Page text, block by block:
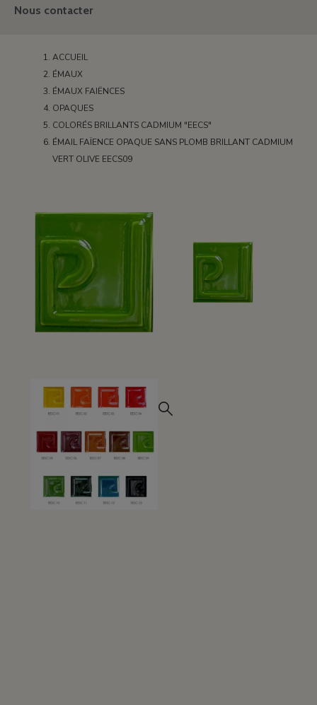
Nous contacter
ACCUEIL
ÉMAUX
ÉMAUX FAIËNCES
OPAQUES
COLORÉS BRILLANTS CADMIUM "EECS"
ÉMAIL FAÏENCE OPAQUE SANS PLOMB BRILLANT CADMIUM
VERT OLIVE EECS09